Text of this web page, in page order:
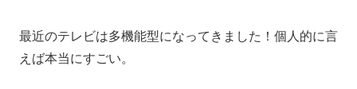
最近のテレビは多機能型になってきました！個人的に言
えば本当にすごい。